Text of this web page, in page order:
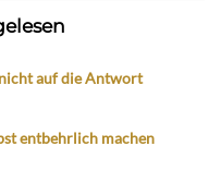
auf die Antwort
entbehrlich machen